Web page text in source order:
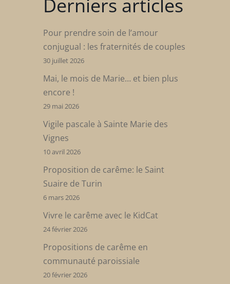
Derniers articles
Pour prendre soin de l’amour
conjugual : les fraternités de couples
30 juillet 2026
Mai, le mois de Marie… et bien plus
encore !
29 mai 2026
Vigile pascale à Sainte Marie des
Vignes
10 avril 2026
Proposition de carême: le Saint
Suaire de Turin
6 mars 2026
Vivre le carême avec le KidCat
24 février 2026
Propositions de carême en
communauté paroissiale
20 février 2026